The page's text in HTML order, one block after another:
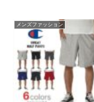
メンズファッション